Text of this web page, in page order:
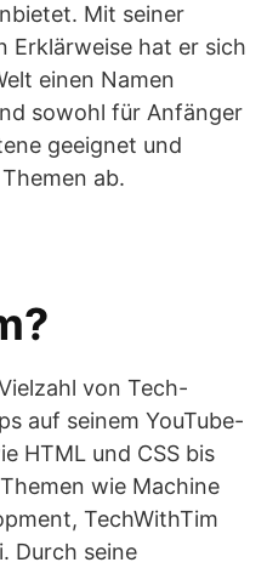
Mit seiner
Erklärweise hat er sich
einen Namen
sowohl für Anfänger
geeignet und
ab.
von Tech-
auf seinem YouTube-
HTML und CSS bis
wie Machine
TechWithTim
Durch seine